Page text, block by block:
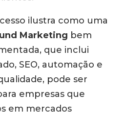
ilustra como uma
Marketing bem
que inclui
SEO, automação e
pode ser
empresas que
em mercados